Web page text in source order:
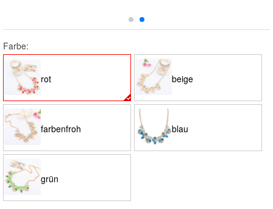
Farbe:
rot beige
farbenfroh blau
grün